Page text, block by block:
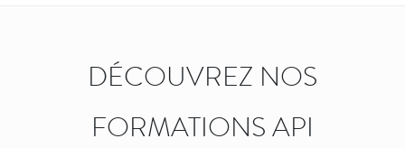
DÉCOUVREZ NOS
FORMATIONS API